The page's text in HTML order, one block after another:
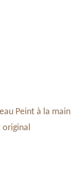
Peint à la main
original